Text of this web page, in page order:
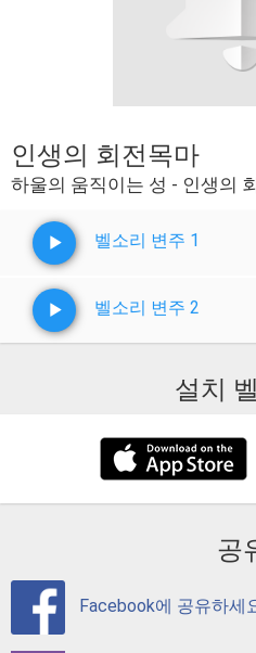
인생의 회전목마
하울의 움직이는 성 - 인생의
벨소리 변주 1
벨소리 변주 2
설치
공
Facebook에 공유하세